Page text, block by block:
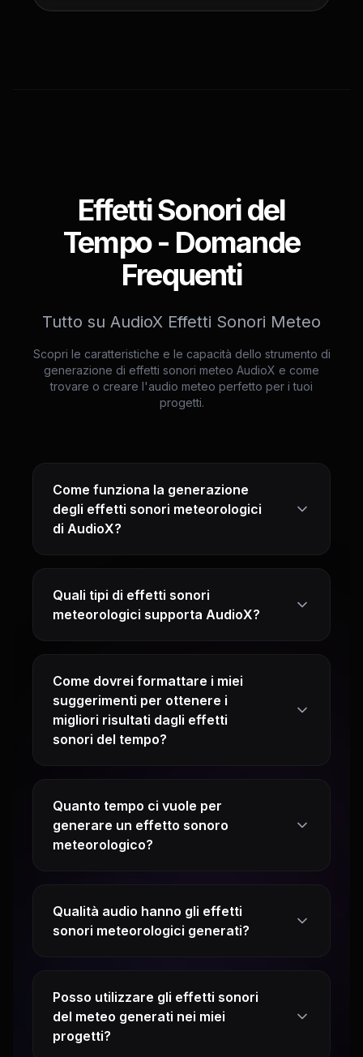
Effetti Sonori del
Tempo - Domande
Frequenti
Tutto su AudioX Effetti Sonori Meteo
Scopri le caratteristiche e le capacità dello strumento di
generazione di effetti sonori meteo AudioX e come
trovare o creare l'audio meteo perfetto per i tuoi
progetti.
Come funziona la generazione
degli effetti sonori meteorologici
di AudioX?
Quali tipi di effetti sonori
meteorologici supporta AudioX?
Come dovrei formattare i miei
suggerimenti per ottenere i
migliori risultati dagli effetti
sonori del tempo?
Quanto tempo ci vuole per
generare un effetto sonoro
meteorologico?
Qualità audio hanno gli effetti
sonori meteorologici generati?
Posso utilizzare gli effetti sonori
del meteo generati nei miei
progetti?